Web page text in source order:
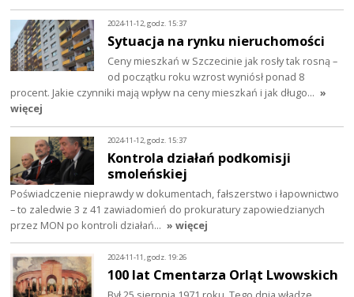
2024-11-12, godz. 15:37
Sytuacja na rynku nieruchomości
Ceny mieszkań w Szczecinie jak rosły tak rosną –
od początku roku wzrost wyniósł ponad 8
procent. Jakie czynniki mają wpływ na ceny mieszkań i jak długo… »
więcej
2024-11-12, godz. 15:37
Kontrola działań podkomisji
smoleńskiej
Poświadczenie nieprawdy w dokumentach, fałszerstwo i łapownictwo
– to zaledwie 3 z 41 zawiadomień do prokuratury zapowiedzianych
przez MON po kontroli działań… » więcej
2024-11-11, godz. 19:26
100 lat Cmentarza Orląt Lwowskich